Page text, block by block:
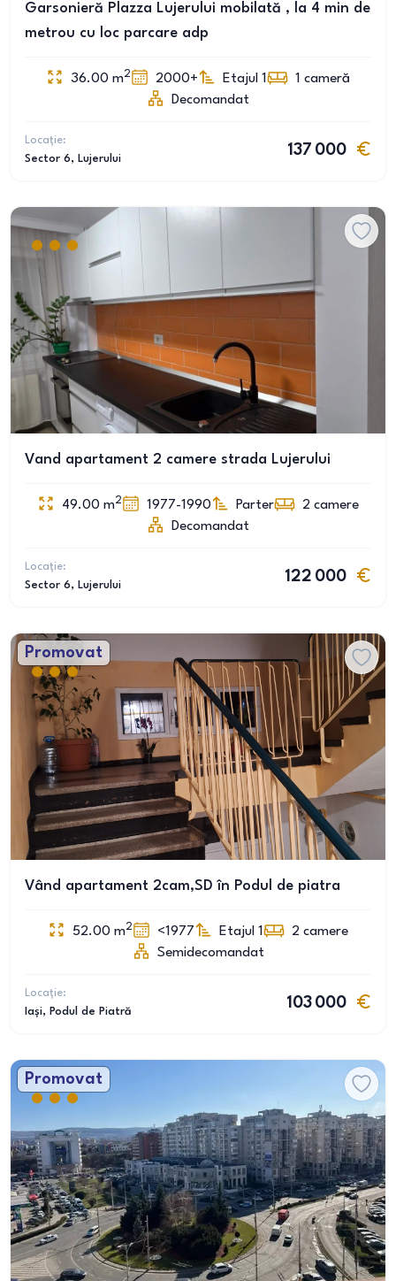
Garsonieră Plazza Lujerului mobilată , la 4 min de
metrou cu loc parcare adp
36.00 m2 2000+ Etajul 1 1 cameră
Decomandat
Locație:
Sector 6, Lujerului
137 000
Vand apartament 2 camere strada Lujerului
49.00 m2 1977-1990 Parter 2 camere
Decomandat
Locație:
Sector 6, Lujerului
122 000
Promovat
Vând apartament 2cam,SD în Podul de piatra
52.00 m2 <1977 Etajul 1 2 camere
Semidecomandat
Locație:
Iași, Podul de Piatră
103 000
Promovat